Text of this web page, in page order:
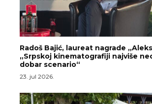
Radoš Bajić, laureat nagrade
„Srpskoj kinematografiji najviše
dobar scenario“
23. jul 2026.